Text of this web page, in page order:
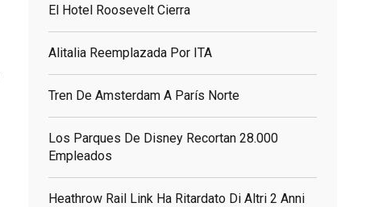
El Hotel Roosevelt Cierra
Alitalia Reemplazada Por ITA
Tren De Amsterdam A París Norte
Los Parques De Disney Recortan 28.000
Empleados
Heathrow Rail Link Ha Ritardato Di Altri 2 Anni